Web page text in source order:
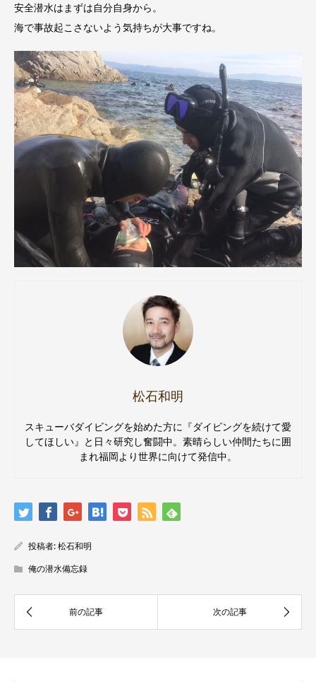
安全潜水はまずは自分自身から。
海で事故起こさないよう気持ちが大事ですね。
松石和明
スキューバダイビングを始めた方に『ダイビングを続けて愛
してほしい』と日々研究し奮闘中。素晴らしい仲間たちに囲
まれ福岡より世界に向けて発信中。
投稿者:松石和明
俺の潜水備忘録